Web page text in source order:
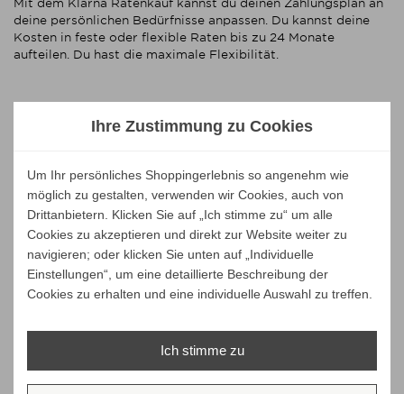
Mit dem Klarna Ratenkauf kannst du deinen Zahlungsplan an
deine persönlichen Bedürfnisse anpassen. Du kannst deine
Kosten in feste oder flexible Raten bis zu 24 Monate
aufteilen. Du hast die maximale Flexibilität.
Unsere Marken
Ihre Zustimmung zu Cookies
Um Ihr persönliches Shoppingerlebnis so angenehm wie
möglich zu gestalten, verwenden wir Cookies, auch von
Drittanbietern. Klicken Sie auf „Ich stimme zu“ um alle
Cookies zu akzeptieren und direkt zur Website weiter zu
navigieren; oder klicken Sie unten auf „Individuelle
Einstellungen“, um eine detaillierte Beschreibung der
Cookies zu erhalten und eine individuelle Auswahl zu treffen.
Ich stimme zu